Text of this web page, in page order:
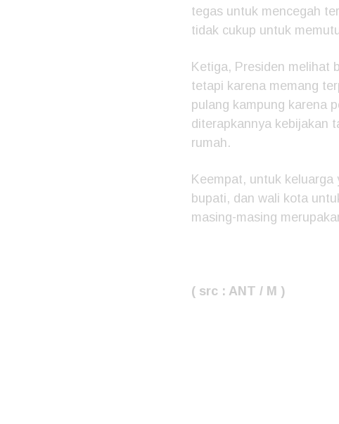
tegas untuk mencegah
tidak cukup untuk
Ketiga, Presiden melihat
tetapi karena memang
pulang kampung karena
diterapkannya kebijakan
rumah.
Keempat, untuk
bupati, dan wali kota
masing-masing
( src : ANT / M )